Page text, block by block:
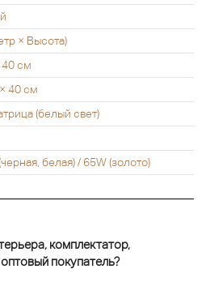
× Высота)
см
40 см
(белый свет)
белая) / 65W (золото)
комплектатор,
покупатель?